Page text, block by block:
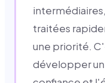
traitées
une priorité.
développer un